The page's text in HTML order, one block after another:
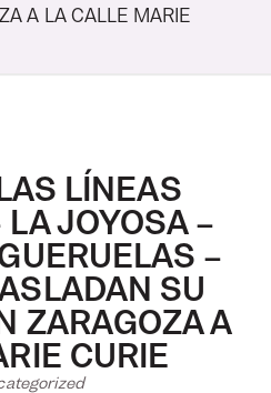
A LA CALLE MARIE
LÍNEAS
JOYOSA –
–
SU
ZARAGOZA A
CURIE